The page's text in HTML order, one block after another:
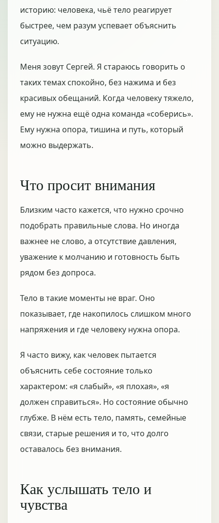
историю: человека, чьё тело реагирует
быстрее, чем разум успевает объяснить
ситуацию.
Меня зовут Сергей. Я стараюсь говорить о
таких темах спокойно, без нажима и без
красивых обещаний. Когда человеку тяжело,
ему не нужна ещё одна команда «соберись».
Ему нужна опора, тишина и путь, который
можно выдержать.
Что просит внимания
Близким часто кажется, что нужно срочно
подобрать правильные слова. Но иногда
важнее не слово, а отсутствие давления,
уважение к молчанию и готовность быть
рядом без допроса.
Тело в такие моменты не враг. Оно
показывает, где накопилось слишком много
напряжения и где человеку нужна опора.
Я часто вижу, как человек пытается
объяснить себе состояние только
характером: «я слабый», «я плохая», «я
должен справиться». Но состояние обычно
глубже. В нём есть тело, память, семейные
связи, старые решения и то, что долго
оставалось без внимания.
Как услышать тело и
чувства